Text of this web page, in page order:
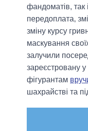
фандоматів, так
передоплата,
зміну курсу
маскування
залучили
зареєстровану
фігурантам
шахрайстві та